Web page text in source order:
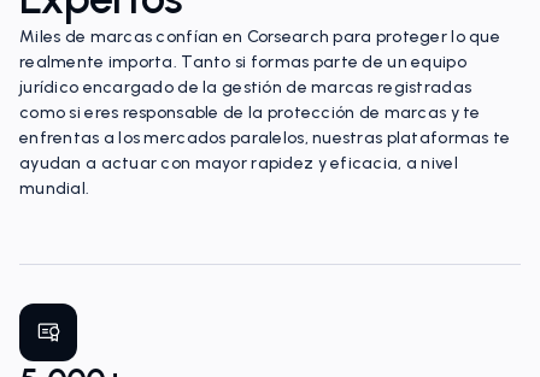
Miles de marcas confían en Corsearch para proteger lo que
realmente importa. Tanto si formas parte de un equipo
jurídico encargado de la gestión de marcas registradas
como si eres responsable de la protección de marcas y te
enfrentas a los mercados paralelos, nuestras plataformas te
ayudan a actuar con mayor rapidez y eficacia, a nivel
mundial.